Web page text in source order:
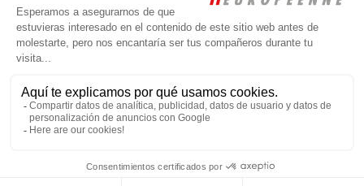
Aviso legal Condiciones generales de venta
Condiciones generales de uso